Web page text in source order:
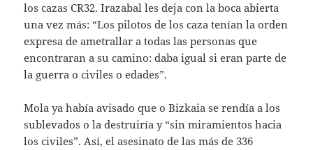
los cazas CR32. Irazabal les deja con la boca abierta
una vez más: “Los pilotos de los caza tenían la orden
expresa de ametrallar a todas las personas que
encontraran a su camino: daba igual si eran parte de
la guerra o civiles o edades”.
Mola ya había avisado que o Bizkaia se rendía a los
sublevados o la destruiría y “sin miramientos hacia
los civiles”. Así, el asesinato de las más de 336